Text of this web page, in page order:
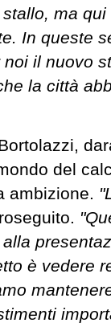
ma qui
In queste
il nuovo
la città
del
ambizione.
è vedere